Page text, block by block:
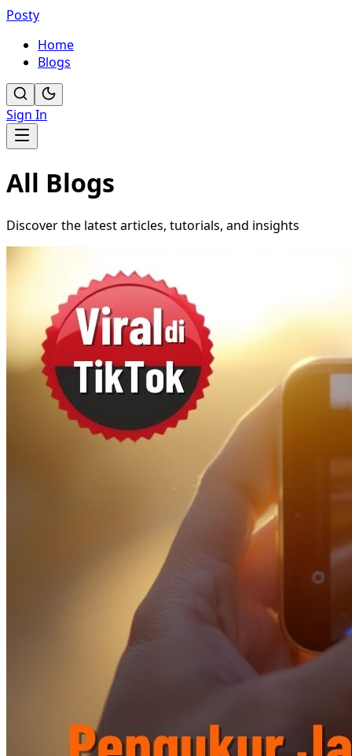
Posty
Home
Blogs
Sign In
All Blogs
Discover the latest articles, tutorials, and insights